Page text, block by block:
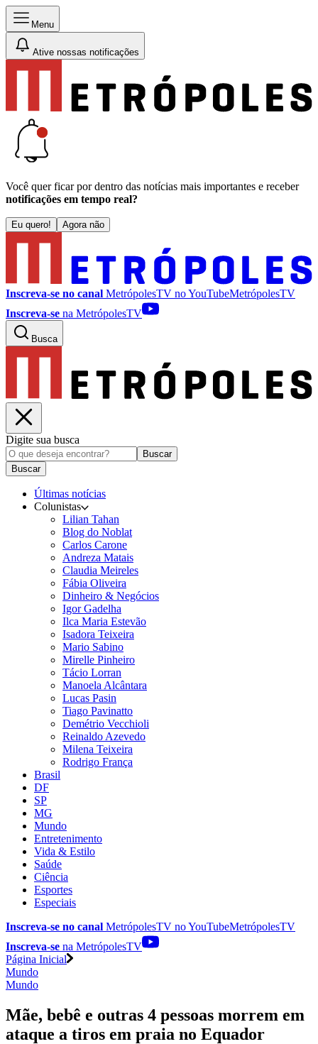
Menu
Ative nossas notificações
Você quer ficar por dentro das notícias mais importantes e receber
notificações em tempo real?
Eu quero! Agora não
Inscreva-se no canal MetrópolesTV noYouTubeMetrópolesTV
Inscreva-se na MetrópolesTV
Busca
Digite sua busca
Buscar
Buscar
Últimas notícias
Colunistas
Lilian Tahan
Blog do Noblat
Carlos Carone
Andreza Matais
Claudia Meireles
Fábia Oliveira
Dinheiro & Negócios
Igor Gadelha
Ilca Maria Estevão
Isadora Teixeira
Mario Sabino
Mirelle Pinheiro
Tácio Lorran
Manoela Alcântara
Lucas Pasin
Tiago Pavinatto
Demétrio Vecchioli
Reinaldo Azevedo
Milena Teixeira
Rodrigo França
Brasil
DF
SP
MG
Mundo
Entretenimento
Vida & Estilo
Saúde
Ciência
Esportes
Especiais
Inscreva-se no canal MetrópolesTV noYouTubeMetrópolesTV
Inscreva-se na MetrópolesTV
Página Inicial
Mundo
Mundo
Mãe, bebê e outras 4 pessoas morrem em
ataque a tiros em praia no Equador